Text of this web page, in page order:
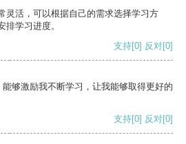
灵活，可以根据自己的需求选择学习方
学习进度。
支持[0] 反对[0]
够激励我不断学习，让我能够取得更好的
支持[0] 反对[0]